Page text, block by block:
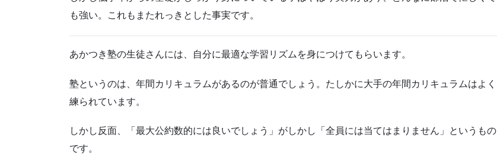
も強い。これもまたれっきとした事実です。
あかつき塾の生徒さんには、自分に最適な学習リズムを身につけてもらいます。
塾というのは、年間カリキュラムがあるのが普通でしょう。たしかに大手の年間カリキュラムはよく
練られています。
しかし反面、「最大公約数的には良いでしょう」がしかし「全員には当てはまりません」というもの
です。